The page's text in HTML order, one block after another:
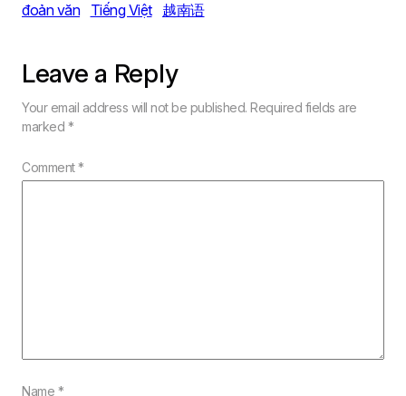
đoản văn
Tiếng Việt 越南语
Leave a Reply
Your email address will not be published. Required fields are
marked *
Comment*
Name *